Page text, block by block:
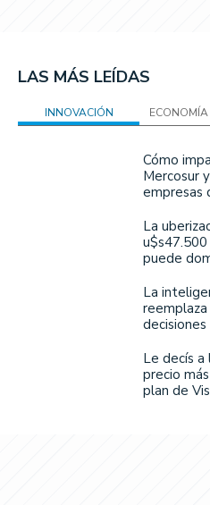
LAS MÁS LEÍDAS
INNOVACIÓN
Cómo
Mercosur
empresas
La
puede
La
reemplaza
decisiones
Le decís
precio
plan de